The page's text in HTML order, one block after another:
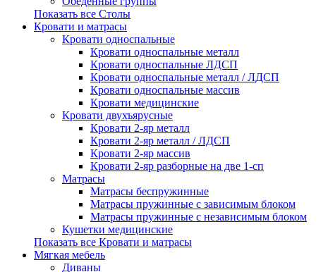
Показать все Столы
Кровати и матрасы
Кровати односпальные
Кровати односпальные металл
Кровати односпальные ЛДСП
Кровати односпальные металл / ЛДСП
Кровати односпальные массив
Кровати медицинские
Кровати двухъярусные
Кровати 2-яр металл
Кровати 2-яр металл / ЛДСП
Кровати 2-яр массив
Кровати 2-яр разборные на две 1-сп
Матрасы
Матрасы беспружинные
Матрасы пружинные с зависимым блоком
Матрасы пружинные с независимым блоком
Кушетки медицинские
Показать все Кровати и матрасы
Мягкая мебель
Диваны